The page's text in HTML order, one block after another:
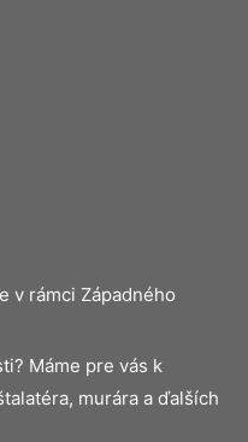
v rámci Západného
Máme pre vás k
murára a ďalších